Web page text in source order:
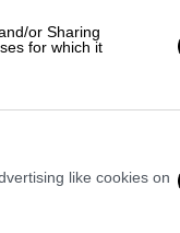
or Sharing
for which it
like cookies on
πρώτη
το
στο πεδίο